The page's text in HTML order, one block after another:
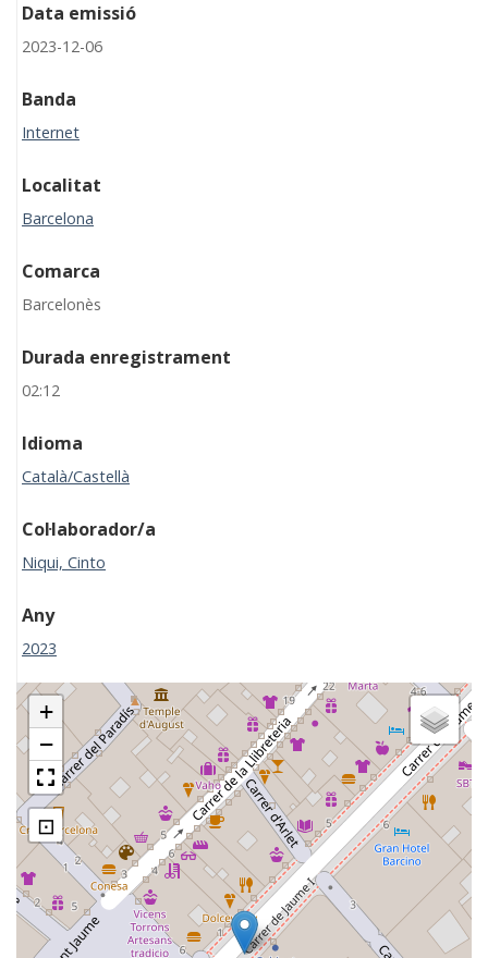
Data emissió
2023-12-06
Banda
Internet
Localitat
Barcelona
Comarca
Barcelonès
Durada enregistrament
02:12
Idioma
Català/Castellà
Col·laborador/a
Niqui, Cinto
Any
2023
+
−
⊡